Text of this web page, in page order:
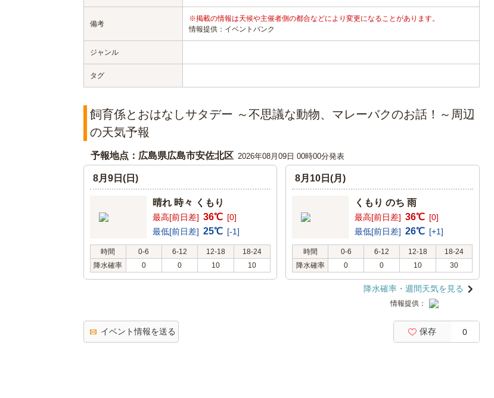
備考
※掲載の情報は天候や主催者側の都合などにより変更になることがあります。
情報提供：イベントバンク
ジャンル
タグ
飼育係とおはなしサタデー ～不思議な動物、マレーバクのお話！～周辺
の天気予報
予報地点：広島県広島市安佐北区 2026年08月09日 00時00分発表
8月9日(日)
晴れ 時々 くもり
最高[前日差] 36℃ [0]
最低[前日差] 25℃ [-1]
時間 0-6 6-12 12-18
18-24
降水確率
0 0 10 10
8月10日(月)
くもり のち 雨
最高[前日差] 36℃ [0]
最低[前日差] 26℃ [+1]
時間 0-6 6-12 12-18
18-24
降水確率
0 0 10 30
降水確率・週間天気を見る
情報提供：
イベント情報を送る 保存 0